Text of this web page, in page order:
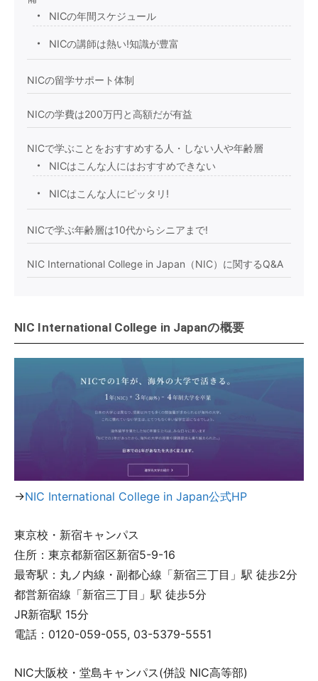
NICの年間スケジュール
NICの講師は熱い!知識が豊富
NICの留学サポート体制
NICの学費は200万円と高額だが有益
NICで学ぶことをおすすめする人・しない人や年齢層
NICはこんな人にはおすすめできない
NICはこんな人にピッタリ!
NICで学ぶ年齢層は10代からシニアまで!
NIC International College in Japan（NIC）に関するQ&A
NIC International College in Japanの概要
→NIC International College in Japan公式HP
東京校・新宿キャンパス
住所：東京都新宿区新宿5-9-16
最寄駅：丸ノ内線・副都心線「新宿三丁目」駅 徒歩2分
都営新宿線「新宿三丁目」駅 徒歩5分
JR新宿駅 15分
電話：0120-059-055, 03-5379-5551
NIC大阪校・堂島キャンパス(併設 NIC高等部)